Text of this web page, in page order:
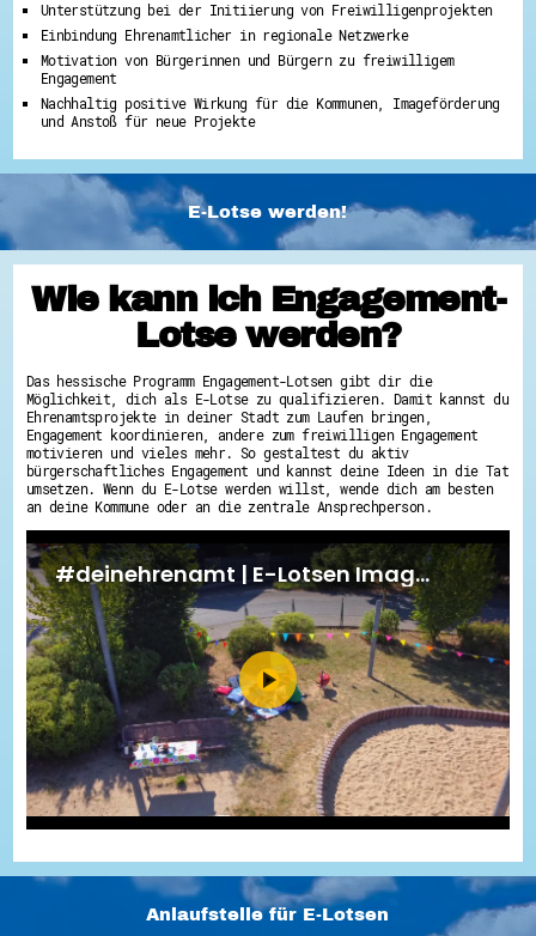
Unterstützung bei der Initiierung von Freiwilligenprojekten
Einbindung Ehrenamtlicher in regionale Netzwerke
Motivation von Bürgerinnen und Bürgern zu freiwilligem
Engagement
Nachhaltig positive Wirkung für die Kommunen, Imageförderung
und Anstoß für neue Projekte
E-Lotse werden!
Wie kann ich Engagement-
Lotse werden?
Das hessische Programm Engagement-Lotsen gibt dir die
Möglichkeit, dich als E-Lotse zu qualifizieren. Damit kannst du
Ehrenamtsprojekte in deiner Stadt zum Laufen bringen,
Engagement koordinieren, andere zum freiwilligen Engagement
motivieren und vieles mehr. So gestaltest du aktiv
bürgerschaftliches Engagement und kannst deine Ideen in die Tat
umsetzen. Wenn du E-Lotse werden willst, wende dich am besten
an deine Kommune oder an die zentrale Ansprechperson.
Anlaufstelle für E-Lotsen